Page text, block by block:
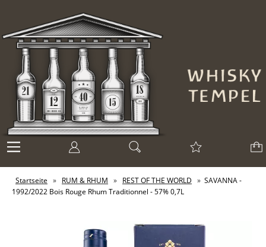
Startseite » RUM & RHUM » REST OF THE WORLD » SAVANNA -
1992/2022 Bois Rouge Rhum Traditionnel - 57% 0,7L